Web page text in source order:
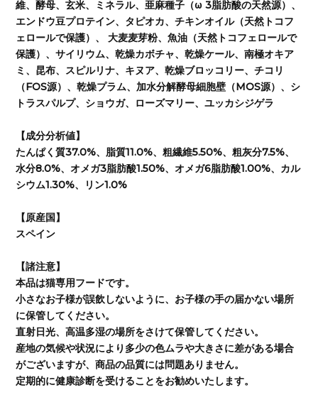
維、酵母、玄米、ミネラル、亜麻種子（ω 3脂肪酸の天然源）、
エンドウ豆プロテイン、タピオカ、チキンオイル（天然トコフ
ェロールで保護）、 大麦麦芽粉、魚油（天然トコフェロールで
保護）、サイリウム、乾燥カボチャ、乾燥ケール、南極オキア
ミ、昆布、スピルリナ、キヌア、乾燥ブロッコリー、チコリ
（FOS源）、乾燥プラム、加水分解酵母細胞壁（MOS源）、シ
トラスパルプ、ショウガ、ローズマリー、ユッカシジゲラ
【成分分析値】
たんぱく質37.0%、脂質11.0%、粗繊維5.50%、粗灰分7.5%、
水分8.0%、オメガ3脂肪酸1.50%、オメガ6脂肪酸1.00%、カル
シウム1.30%、リン1.0%
【原産国】
スペイン
【諸注意】
本品は猫専用フードです。
小さなお子様が誤飲しないように、お子様の手の届かない場所
に保管してください。
直射日光、高温多湿の場所をさけて保管してください。
産地の気候や状況により多少の色ムラや大きさに差がある場合
がございますが、商品の品質には問題ありません。
定期的に健康診断を受けることをお勧めいたします。